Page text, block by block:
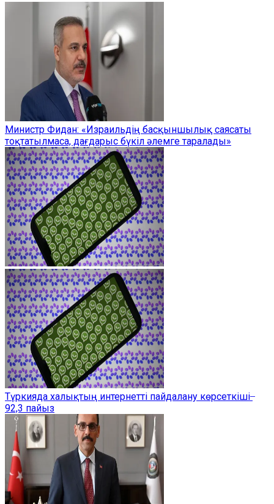
Министр Фидан: «Израильдің басқыншылық саясаты
тоқтатылмаса, дағдарыс бүкіл әлемге таралады»
Түркияда халықтың интернетті пайдалану көрсеткіші ̶
92,3 пайыз